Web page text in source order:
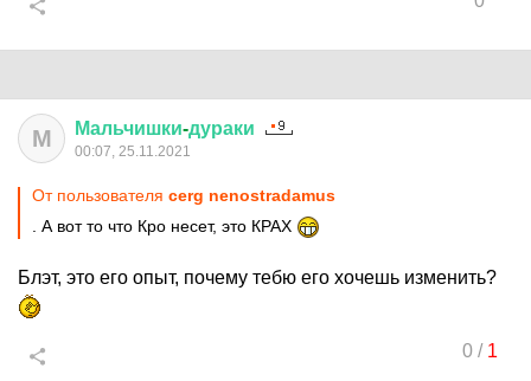
М Мальчишки-дураки
00:07, 25.11.2021
От пользователя cerg nenostradamus
. А вот то что Кро несет, это КРАХ
Блэт, это его опыт, почему тебю его хочешь изменить?
0/ 1